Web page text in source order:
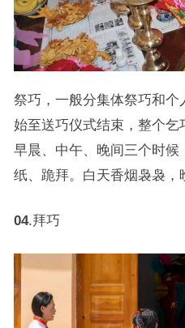
祭巧，一般分集体祭巧和
始至送巧仪式结束，整个
早晨、中午、晚间三个时候
纸、跪拜。白天香烟袅袅，
04.拜巧